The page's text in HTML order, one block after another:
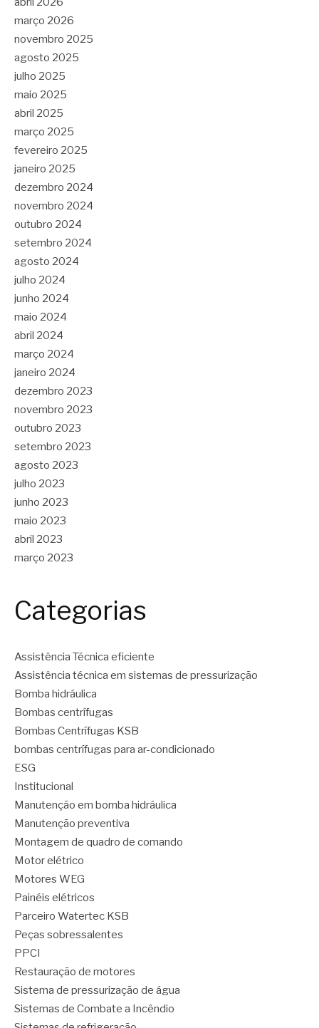
março 2026
novembro 2025
agosto 2025
julho 2025
maio 2025
abril 2025
março 2025
fevereiro 2025
janeiro 2025
dezembro 2024
novembro 2024
outubro 2024
setembro 2024
agosto 2024
julho 2024
junho 2024
maio 2024
abril 2024
março 2024
janeiro 2024
dezembro 2023
novembro 2023
outubro 2023
setembro 2023
agosto 2023
julho 2023
junho 2023
maio 2023
abril 2023
março 2023
Categorias
Assistência Técnica eficiente
Assistência técnica em sistemas de pressurização
Bomba hidráulica
Bombas centrífugas
Bombas Centrífugas KSB
bombas centrífugas para ar-condicionado
ESG
Institucional
Manutenção em bomba hidráulica
Manutenção preventiva
Montagem de quadro de comando
Motor elétrico
Motores WEG
Painéis elétricos
Parceiro Watertec KSB
Peças sobressalentes
PPCI
Restauração de motores
Sistema de pressurização de água
Sistemas de Combate a Incêndio